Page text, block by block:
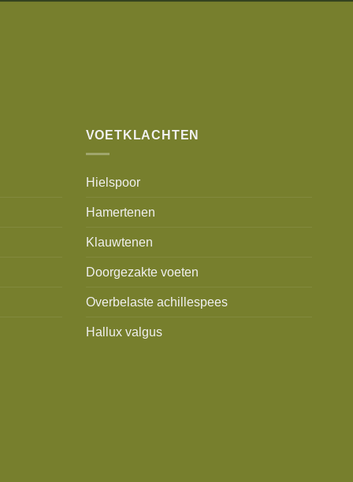
VOETKLACHTEN
Hielspoor
Hamertenen
Klauwtenen
Doorgezakte voeten
Overbelaste achillespees
Hallux valgus